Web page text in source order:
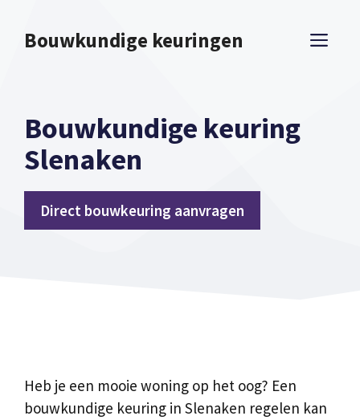
naarBouwkundige keuringen
Bouwkundige keuring
Slenaken
Direct bouwkeuring aanvragen
Heb je een mooie woning op het oog? Een
bouwkundige keuring in Slenaken regelen kan